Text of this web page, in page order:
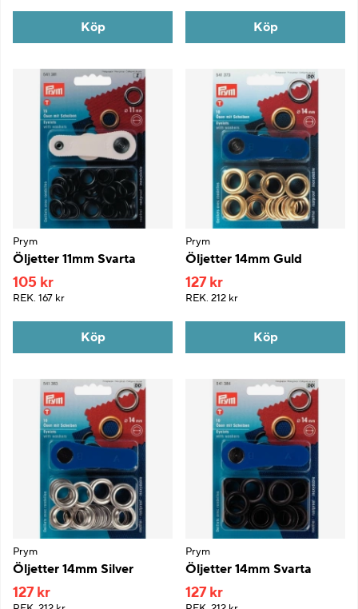
Köp Köp
Prym
Öljetter 11mm Svarta
105 kr
REK. 167 kr
Köp
Prym
Öljetter 14mm Guld
127 kr
REK. 212 kr
Köp
Prym
Öljetter 14mm Silver
127 kr
Prym
Öljetter 14mm Svarta
127 kr